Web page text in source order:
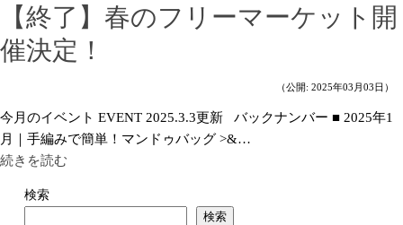
【終了】春のフリーマーケット開
催決定！
（公開: 2025年03月03日）
今月のイベント EVENT 2025.3.3更新 バックナンバー ■ 2025年1
月｜手編みで簡単！マンドゥバッグ >&…
続きを読む
検索
検索